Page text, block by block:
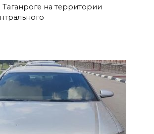
Таганроге на территории